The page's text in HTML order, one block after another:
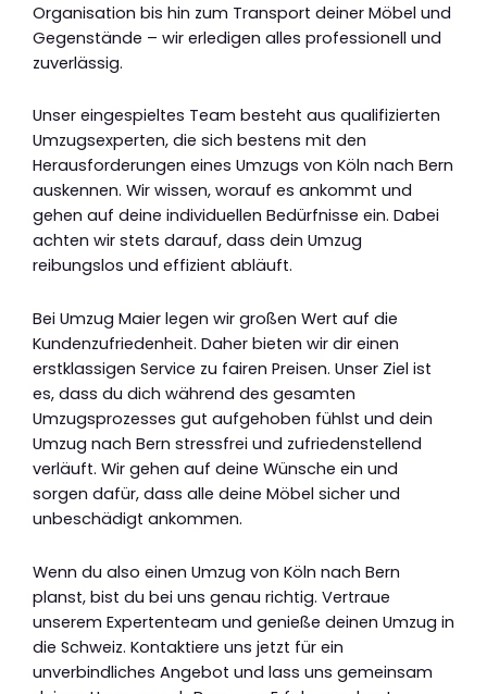
Organisation bis hin zum Transport deiner Möbel und
Gegenstände – wir erledigen alles professionell und
zuverlässig.
Unser eingespieltes Team besteht aus qualifizierten
Umzugsexperten, die sich bestens mit den
Herausforderungen eines Umzugs von Köln nach Bern
auskennen. Wir wissen, worauf es ankommt und
gehen auf deine individuellen Bedürfnisse ein. Dabei
achten wir stets darauf, dass dein Umzug
reibungslos und effizient abläuft.
Bei Umzug Maier legen wir großen Wert auf die
Kundenzufriedenheit. Daher bieten wir dir einen
erstklassigen Service zu fairen Preisen. Unser Ziel ist
es, dass du dich während des gesamten
Umzugsprozesses gut aufgehoben fühlst und dein
Umzug nach Bern stressfrei und zufriedenstellend
verläuft. Wir gehen auf deine Wünsche ein und
sorgen dafür, dass alle deine Möbel sicher und
unbeschädigt ankommen.
Wenn du also einen Umzug von Köln nach Bern
planst, bist du bei uns genau richtig. Vertraue
unserem Expertenteam und genieße deinen Umzug in
die Schweiz. Kontaktiere uns jetzt für ein
unverbindliches Angebot und lass uns gemeinsam